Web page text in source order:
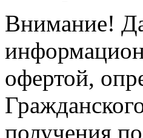
Внимание!
офертой,
получения